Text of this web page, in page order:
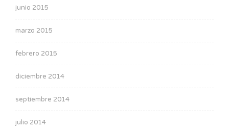
junio 2015
marzo 2015
febrero 2015
diciembre 2014
septiembre 2014
julio 2014